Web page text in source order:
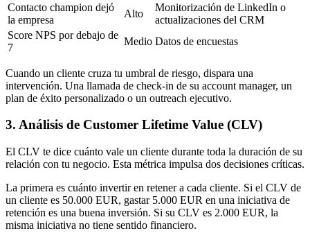
Contacto champion dejó
la empresa
Alto
Monitorización de LinkedIn o
actualizaciones del CRM
Score NPS por debajo de
7
Medio Datos de encuestas
Cuando un cliente cruza tu umbral de riesgo, dispara una
intervención. Una llamada de check-in de su account manager, un
plan de éxito personalizado o un outreach ejecutivo.
3. Análisis de Customer Lifetime Value (CLV)
El CLV te dice cuánto vale un cliente durante toda la duración de su
relación con tu negocio. Esta métrica impulsa dos decisiones críticas.
La primera es cuánto invertir en retener a cada cliente. Si el CLV de
un cliente es 50.000 EUR, gastar 5.000 EUR en una iniciativa de
retención es una buena inversión. Si su CLV es 2.000 EUR, la
misma iniciativa no tiene sentido financiero.